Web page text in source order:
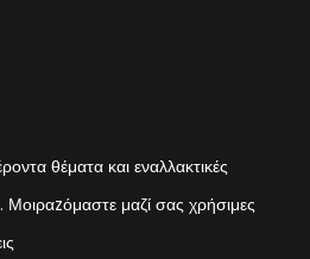
θέματα και εναλλακτικές
μαζί σας χρήσιμες